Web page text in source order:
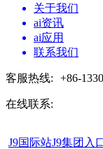
关于我们
ai资讯
ai应用
联系我们
客服热线: +86-
在线联系:
J9国际站J9集团入